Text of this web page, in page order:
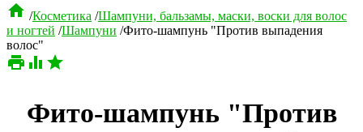
 /Косметика /Шампуни, бальзамы, маски, воски для волос
и ногтей /Шампуни /Фито-шампунь "Против выпадения
волос"
  
Фито-шампунь "Против